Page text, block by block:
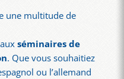
une multitude de
auxséminaires de
. Que vous souhaitiez
ou l’allemand